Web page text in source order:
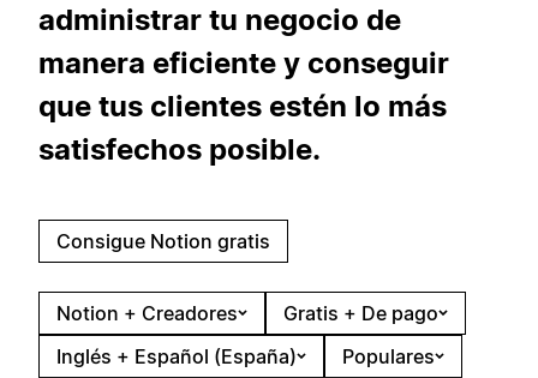
administrar tu negocio de
manera eficiente y conseguir
que tus clientes estén lo más
satisfechos posible.
Consigue Notion gratis
Notion + Creadores
Gratis + De pago
Inglés + Español (España)
Populares